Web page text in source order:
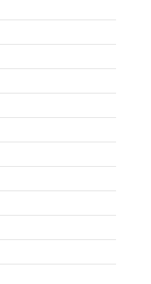
September 2023
August 2023
März 2023
Februar 2023